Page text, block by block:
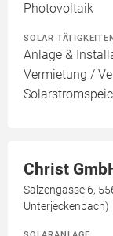
Photovoltaik
SOLAR
Anlage &
Vermietung /
Christ
Salzengasse 6,
Unterjeckenbach)